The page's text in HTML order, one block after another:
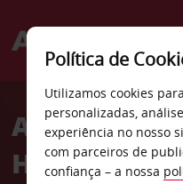
Welcome
AvisAluguer de
Hampshire
Política de
Utilizamos cookies
personalizadas,
experiência no nosso
com parceiros de
confiança – a nossa